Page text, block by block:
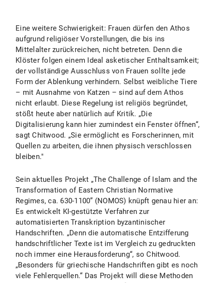
Eine weitere Schwierigkeit: Frauen dürfen den Athos
aufgrund religiöser Vorstellungen, die bis ins
Mittelalter zurückreichen, nicht betreten. Denn die
Klöster folgen einem Ideal asketischer Enthaltsamkeit;
der vollständige Ausschluss von Frauen sollte jede
Form der Ablenkung verhindern. Selbst weibliche Tiere
– mit Ausnahme von Katzen – sind auf dem Athos
nicht erlaubt. Diese Regelung ist religiös begründet,
stößt heute aber natürlich auf Kritik. „Die
Digitalisierung kann hier zumindest ein Fenster öffnen“,
sagt Chitwood. „Sie ermöglicht es Forscherinnen, mit
Quellen zu arbeiten, die ihnen physisch verschlossen
bleiben."
Sein aktuelles Projekt „The Challenge of Islam and the
Transformation of Eastern Christian Normative
Regimes, ca. 630-1100” (NOMOS) knüpft genau hier an:
Es entwickelt KI-gestützte Verfahren zur
automatisierten Transkription byzantinischer
Handschriften. „Denn die automatische Entzifferung
handschriftlicher Texte ist im Vergleich zu gedruckten
noch immer eine Herausforderung“, so Chitwood.
„Besonders für griechische Handschriften gibt es noch
viele Fehlerquellen.“ Das Projekt will diese Methoden